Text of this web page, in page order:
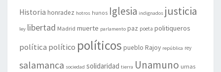
Historia honradez hotros hunos Iglesia indignados justicia
ley libertad Madrid muerte parlamento paz poeta politiqueros
política político políticos pueblo Rajoy república rey
salamanca sociedad solidaridad tierra Unamuno urnas